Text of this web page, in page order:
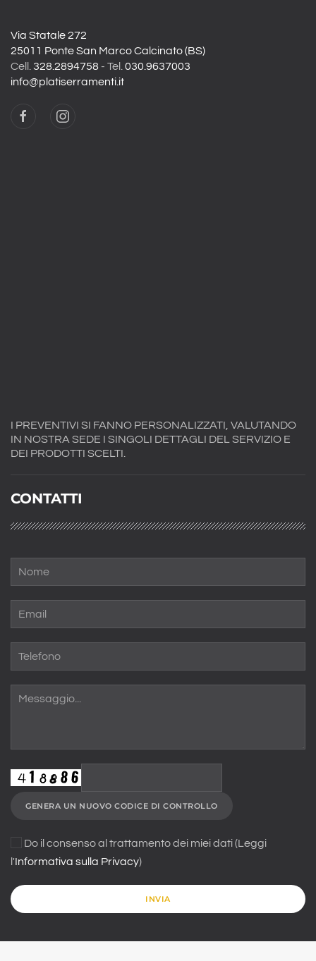
Via Statale 272
25011 Ponte San Marco Calcinato (BS)
Cell. 328.2894758 - Tel. 030.9637003
info@platiserramenti.it
I PREVENTIVI SI FANNO PERSONALIZZATI, VALUTANDO
IN NOSTRA SEDE I SINGOLI DETTAGLI DEL SERVIZIO E
DEI PRODOTTI SCELTI.
CONTATTI
GENERA UN NUOVO CODICE DI CONTROLLO
Do il consenso al trattamento dei miei dati (Leggi
l'Informativa sulla Privacy)
INVIA